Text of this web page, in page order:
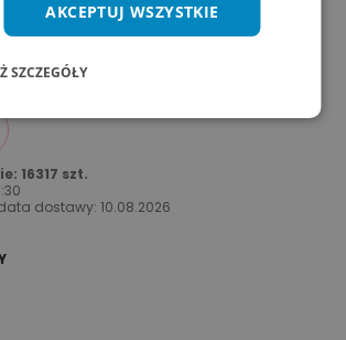
16317 szt.
dostawy:10.08.2026
AKCEPTUJ WSZYSTKIE
SZCZEGÓŁY